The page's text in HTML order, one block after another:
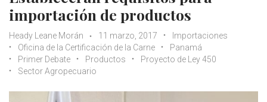
importación de productos
Heady Leane Morán 11 marzo, 2017
Importaciones
Oficina de la Certificación de la Carne
Panamá
Primer Debate
Productos
Proyecto de Ley 450
Sector Agropecuario